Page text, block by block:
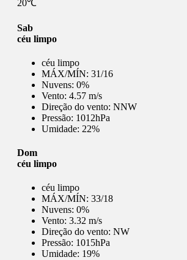
20℃
Sab
céu limpo
céu limpo
MÁX/MÍN: 31/16
Nuvens: 0%
Vento: 4.57 m/s
Direção do vento: NNW
Pressão: 1012hPa
Umidade: 22%
Dom
céu limpo
céu limpo
MÁX/MÍN: 33/18
Nuvens: 0%
Vento: 3.32 m/s
Direção do vento: NW
Pressão: 1015hPa
Umidade: 19%